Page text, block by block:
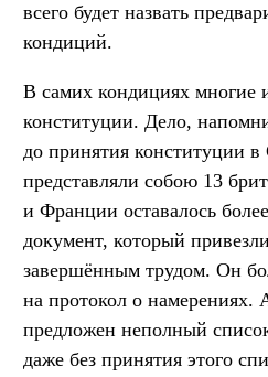
всего будет назвать
кондиций.
В самих кондициях многие
конституции. Дело,
до принятия конституции
представляли собою 13
и Франции оставалось
документ, который
завершённым трудом. Он
на протокол о
предложен неполный
даже без принятия этого